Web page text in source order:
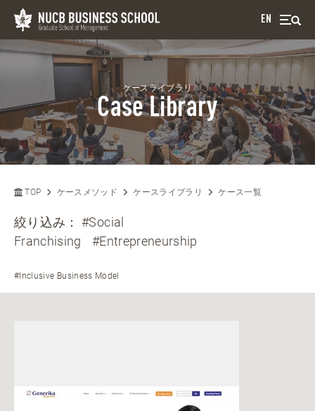
EN
ケースライブラリ
Case Library
TOP ケースメソッド ケースライブラリ ケース一覧
絞り込み：#Social
Franchising
#Entrepreneurship
#Inclusive Business Model